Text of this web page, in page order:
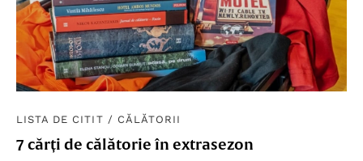
LISTA DE CITIT / CĂLĂTORII
7 cărți de călătorie în extrasezon